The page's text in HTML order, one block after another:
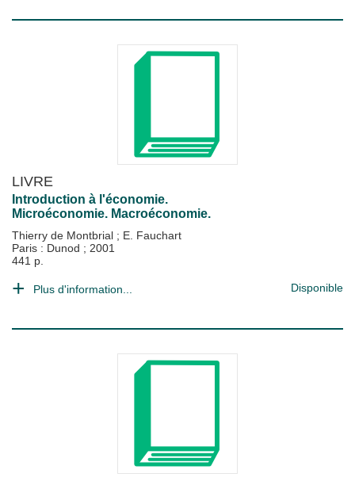
LIVRE
Introduction à l'économie.
Microéconomie. Macroéconomie.
Thierry de Montbrial ; E. Fauchart
Paris : Dunod ; 2001
441 p.
Plus d'information... Disponible